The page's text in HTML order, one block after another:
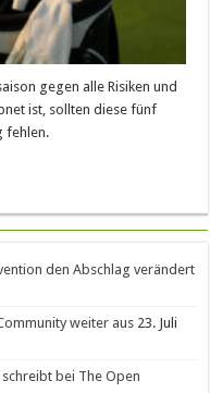
gegen alle Risiken und
ist, sollten diese fünf
fehlen.
den Abschlag verändert
weiter aus 23. Juli
bei The Open